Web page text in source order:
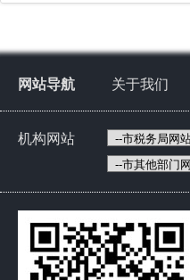
网站导航 关于我们
机构网站